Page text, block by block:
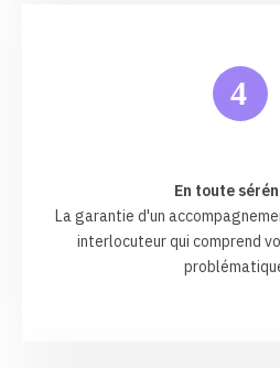
4
En toute
La garantie d'un
interlocuteur qui comprend